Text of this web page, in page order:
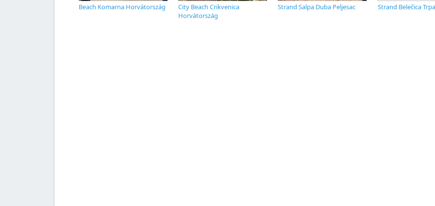
Beach Komarna Horvátország
City Beach Crikvenica
Horvátország
Strand Salpa Duba Peljesac Strand Belečica